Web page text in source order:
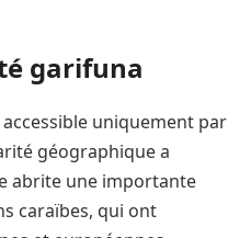
garifuna
uniquement par
géographique a
abrite une importante
caraïbes, qui ont